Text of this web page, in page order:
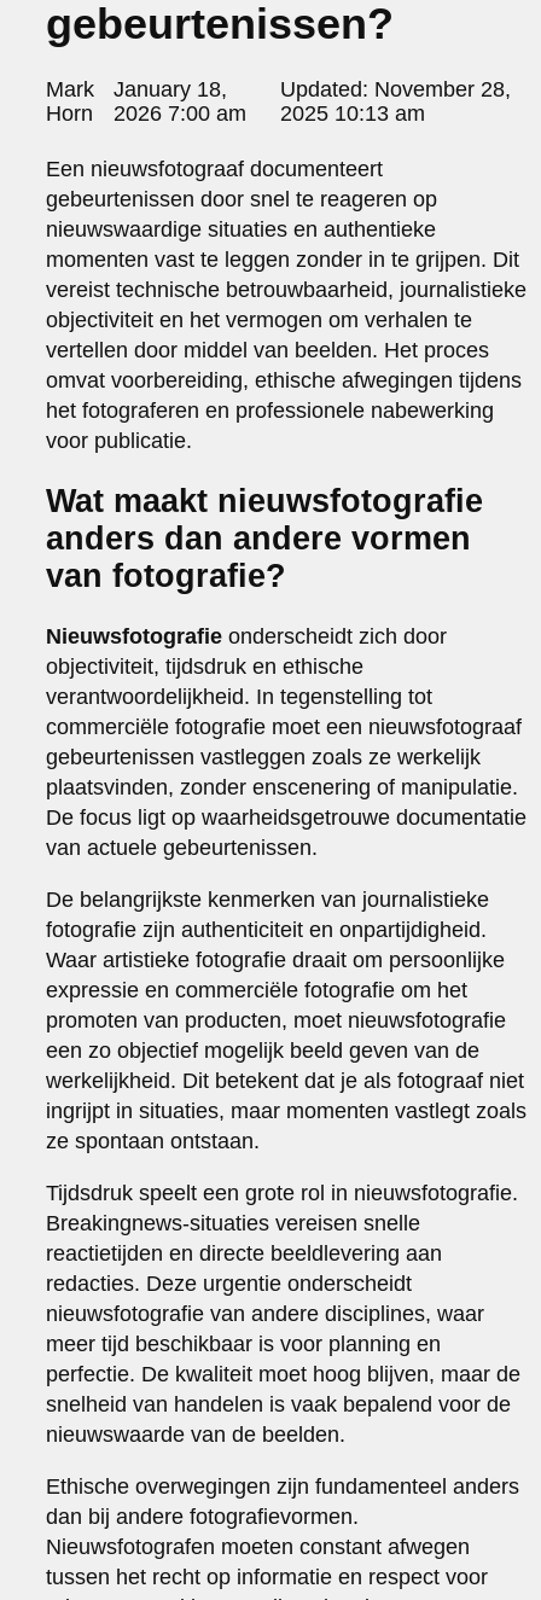
portraits 2
portraits 3
sanoma view 2014 – annual report
het zuiderlicht
thomas van luyn
various
parool christmas special
editorial
travel
commercial
fashion
contact
info@markhorn.nl
+31650600601
gebeurtenissen?
Posted
by:
Mark
Horn
January 18,
2026 7:00 am
Updated: November 28,
2025 10:13 am
Een nieuwsfotograaf documenteert
gebeurtenissen door snel te reageren op
nieuwswaardige situaties en authentieke
momenten vast te leggen zonder in te grijpen. Dit
vereist technische betrouwbaarheid, journalistieke
objectiviteit en het vermogen om verhalen te
vertellen door middel van beelden. Het proces
omvat voorbereiding, ethische afwegingen tijdens
het fotograferen en professionele nabewerking
voor publicatie.
Wat maakt nieuwsfotografie
anders dan andere vormen
van fotografie?
Nieuwsfotografie onderscheidt zich door
objectiviteit, tijdsdruk en ethische
verantwoordelijkheid. In tegenstelling tot
commerciële fotografie moet een nieuwsfotograaf
gebeurtenissen vastleggen zoals ze werkelijk
plaatsvinden, zonder enscenering of manipulatie.
De focus ligt op waarheidsgetrouwe documentatie
van actuele gebeurtenissen.
De belangrijkste kenmerken van journalistieke
fotografie zijn authenticiteit en onpartijdigheid.
Waar artistieke fotografie draait om persoonlijke
expressie en commerciële fotografie om het
promoten van producten, moet nieuwsfotografie
een zo objectief mogelijk beeld geven van de
werkelijkheid. Dit betekent dat je als fotograaf niet
ingrijpt in situaties, maar momenten vastlegt zoals
ze spontaan ontstaan.
Tijdsdruk speelt een grote rol in nieuwsfotografie.
Breakingnews-situaties vereisen snelle
reactietijden en directe beeldlevering aan
redacties. Deze urgentie onderscheidt
nieuwsfotografie van andere disciplines, waar
meer tijd beschikbaar is voor planning en
perfectie. De kwaliteit moet hoog blijven, maar de
snelheid van handelen is vaak bepalend voor de
nieuwswaarde van de beelden.
Ethische overwegingen zijn fundamenteel anders
dan bij andere fotografievormen.
Nieuwsfotografen moeten constant afwegen
tussen het recht op informatie en respect voor